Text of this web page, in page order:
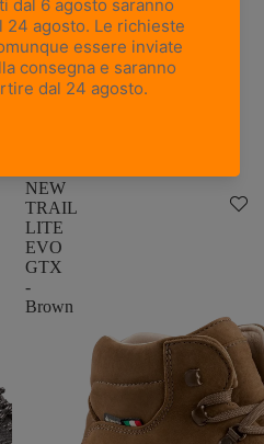
18 recensioni
NEW TRAIL LITE GTX -
Marrone Nocciola
Pelle pieno fiore con trattamento
Hydrobloc®
NEW
TRAIL
LITE
EVO
GTX
-
Brown